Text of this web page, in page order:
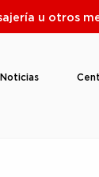
u otros
Noticias